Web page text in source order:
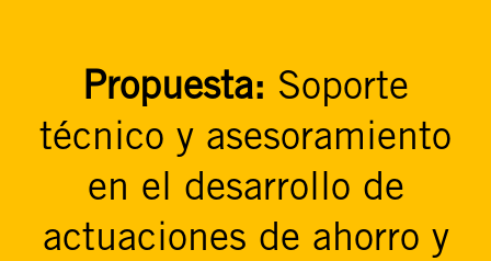
Propuesta: Soporte
técnico y asesoramiento
en el desarrollo de
actuaciones de ahorro y